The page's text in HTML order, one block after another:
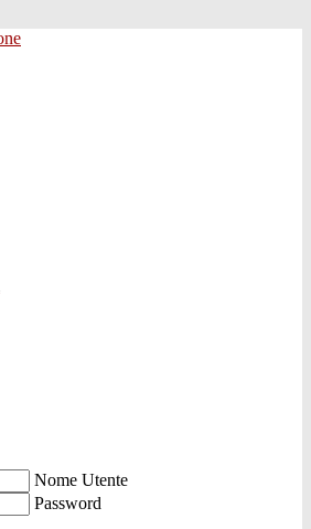
Nome Utente
Password